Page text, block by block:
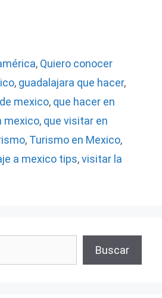
, Quiero conocer
, guadalajara que hacer,
mexico, que hacer en
mexico, que visitar en
, Turismo en Mexico,
a mexico tips,visitar la
Buscar